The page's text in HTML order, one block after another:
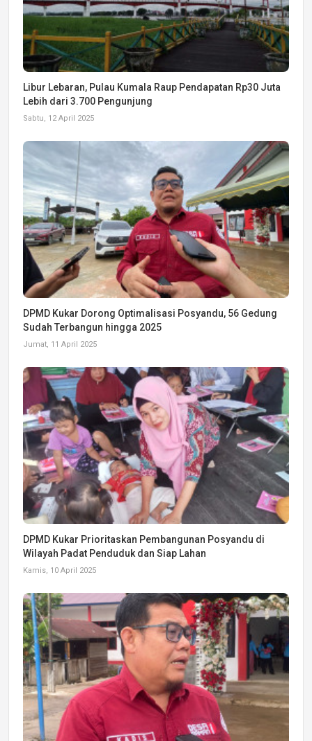
Libur Lebaran, Pulau Kumala Raup Pendapatan Rp30 Juta
Lebih dari 3.700 Pengunjung
Sabtu, 12 April 2025
DPMD Kukar Dorong Optimalisasi Posyandu, 56 Gedung
Sudah Terbangun hingga 2025
Jumat, 11 April 2025
DPMD Kukar Prioritaskan Pembangunan Posyandu di
Wilayah Padat Penduduk dan Siap Lahan
Kamis, 10 April 2025